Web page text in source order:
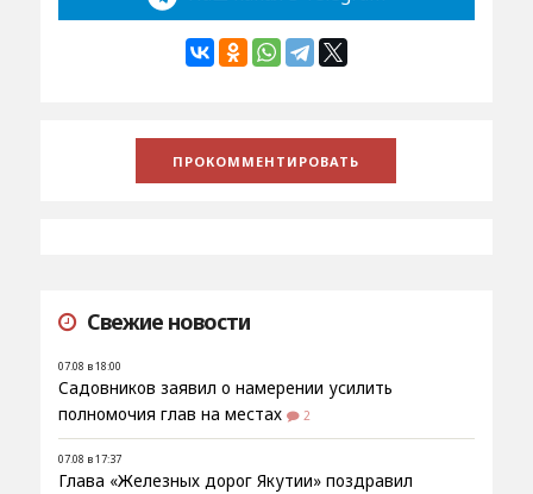
Свежие новости
07.08 в 18:00
Садовников заявил о намерении усилить
полномочия глав на местах
2
07.08 в 17:37
Глава «Железных дорог Якутии» поздравил